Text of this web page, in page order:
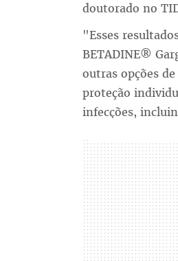
doutorado no
"Esses
BETADINE®
outras opções
proteção
infecções,